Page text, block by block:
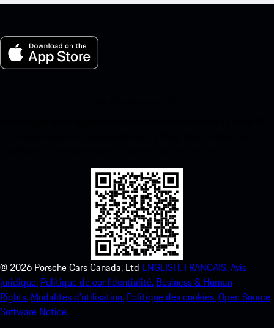
© 2026 Porsche Cars Canada, Ltd ENGLISH. FRANCAIS.Avis
juridique. Politique de confidentialité. Business & Human
Rights. Modalités d’utilisation. Politique des cookies.Open Source
Software Notice.